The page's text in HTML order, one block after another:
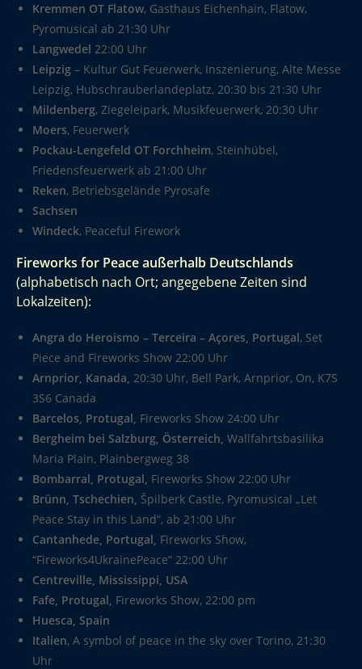
Kremmen OT Flatow, Gasthaus Eichenhain, Flatow,
Pyromusical ab 21:30 Uhr
Langwedel 22:00 Uhr
Leipzig – Kultur Gut Feuerwerk, Inszenierung, Alte Messe
Leipzig, Hubschrauberlandeplatz, 20:30 bis 21:30 Uhr
Mildenberg, Ziegeleipark, Musikfeuerwerk, 20:30 Uhr
Moers, Feuerwerk
Pockau-Lengefeld OT Forchheim, Steinhübel,
Friedensfeuerwerk ab 21:00 Uhr
Reken, Betriebsgelände Pyrosafe
Sachsen
Windeck, Peaceful Firework
Fireworks for Peace außerhalb Deutschlands
(alphabetisch nach Ort; angegebene Zeiten sind
Lokalzeiten):
Angra do Heroismo – Terceira – Açores, Portugal, Set
Piece and Fireworks Show 22:00 Uhr
Arnprior, Kanada, 20:30 Uhr, Bell Park, Arnprior, On, K7S
3S6 Canada
Barcelos, Protugal, Fireworks Show 24:00 Uhr
Bergheim bei Salzburg, Österreich, Wallfahrtsbasilika
Maria Plain, Plainbergweg 38
Bombarral, Protugal, Fireworks Show 22:00 Uhr
Brünn, Tschechien, Špilberk Castle, Pyromusical „Let
Peace Stay in this Land“, ab 21:00 Uhr
Cantanhede, Portugal, Fireworks Show,
“Fireworks4UkrainePeace” 22:00 Uhr
Centreville, Mississippi, USA
Fafe, Protugal, Fireworks Show, 22:00 pm
Huesca, Spain
Italien, A symbol of peace in the sky over Torino, 21:30
Uhr